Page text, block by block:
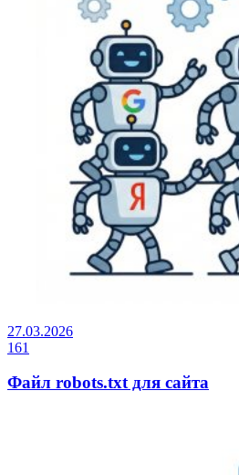
27.03.2026
161
Файл robots.txt для сайта